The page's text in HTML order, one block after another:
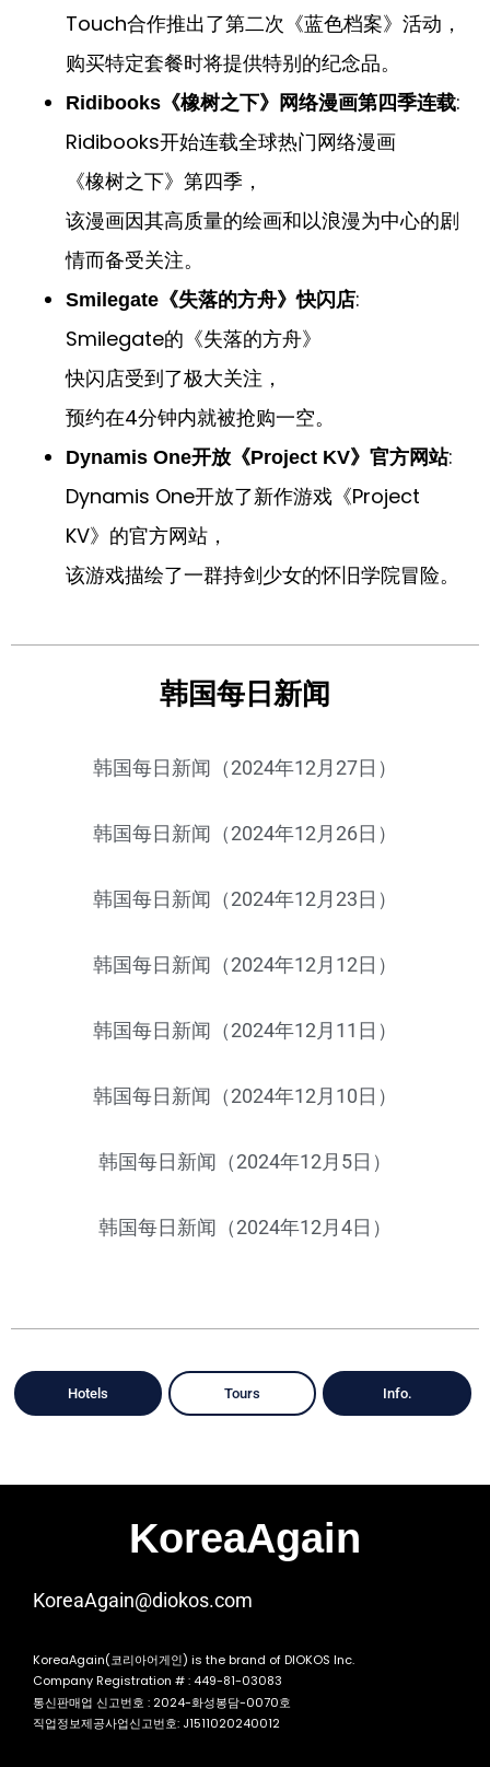
Touch合作推出了第二次《蓝色档案》活动，
购买特定套餐时将提供特别的纪念品。
Ridibooks《橡树之下》网络漫画第四季连载:
Ridibooks开始连载全球热门网络漫画
《橡树之下》第四季，
该漫画因其高质量的绘画和以浪漫为中心的剧
情而备受关注。
Smilegate《失落的方舟》快闪店:
Smilegate的《失落的方舟》
快闪店受到了极大关注，
预约在4分钟内就被抢购一空。
Dynamis One开放《Project KV》官方网站:
Dynamis One开放了新作游戏《Project
KV》的官方网站，
该游戏描绘了一群持剑少女的怀旧学院冒险。
韩国每日新闻
韩国每日新闻（2024年12月27日）
韩国每日新闻（2024年12月26日）
韩国每日新闻（2024年12月23日）
韩国每日新闻（2024年12月12日）
韩国每日新闻（2024年12月11日）
韩国每日新闻（2024年12月10日）
韩国每日新闻（2024年12月5日）
韩国每日新闻（2024年12月4日）
Hotels Tours Info.
KoreaAgain
KoreaAgain@diokos.com
KoreaAgain(코리아어게인) is the brand of DIOKOS Inc.
Company Registration # : 449-81-03083
통신판매업 신고번호 : 2024-화성봉담-0070호
직업정보제공사업신고번호: J1511020240012